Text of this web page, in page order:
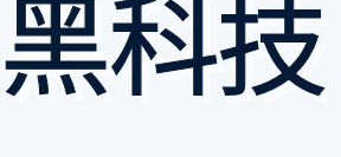
黑科技